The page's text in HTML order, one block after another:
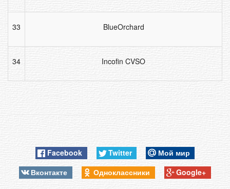
33 BlueOrchard
34 Incofin CVSO
Facebook Twitter
Мой мир
Вконтакте
Одноклассники Google+